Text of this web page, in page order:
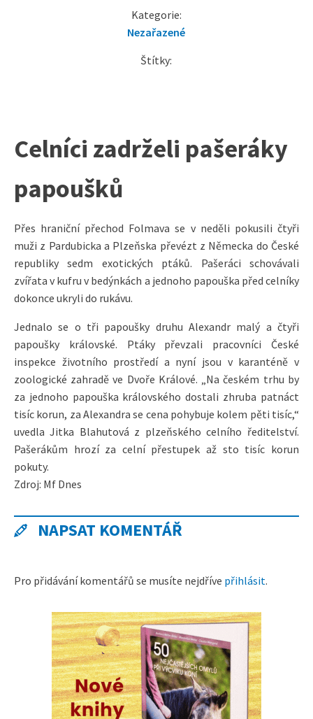
Kategorie:
Nezařazené
Štítky:
Celníci zadrželi pašeráky
papoušků
Přes hraniční přechod Folmava se v neděli pokusili čtyři
muži z Pardubicka a Plzeňska převézt z Německa do České
republiky sedm exotických ptáků. Pašeráci schovávali
zvířata v kufru v bedýnkách a jednoho papouška před celníky
dokonce ukryli do rukávu.
Jednalo se o tři papoušky druhu Alexandr malý a čtyři
papoušky královské. Ptáky převzali pracovníci České
inspekce životního prostředí a nyní jsou v karanténě v
zoologické zahradě ve Dvoře Králové. „Na českém trhu by
za jednoho papouška královského dostali zhruba patnáct
tisíc korun, za Alexandra se cena pohybuje kolem pěti tisíc,“
uvedla Jitka Blahutová z plzeňského celního ředitelství.
Pašerákům hrozí za celní přestupek až sto tisíc korun
pokuty.
Zdroj: Mf Dnes
NAPSAT KOMENTÁŘ
Pro přidávání komentářů se musíte nejdříve přihlásit.